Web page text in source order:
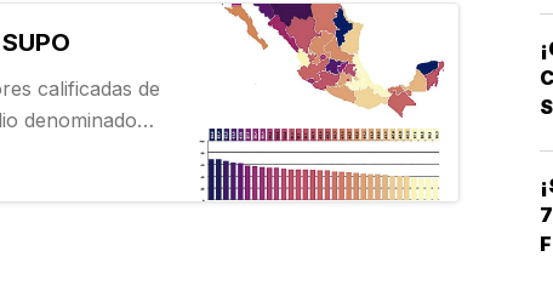
calificadas de
denominado
y
actualizado al